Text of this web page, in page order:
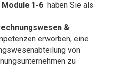
Module 1-6 haben Sie als
&
erworben, eine
von
zu